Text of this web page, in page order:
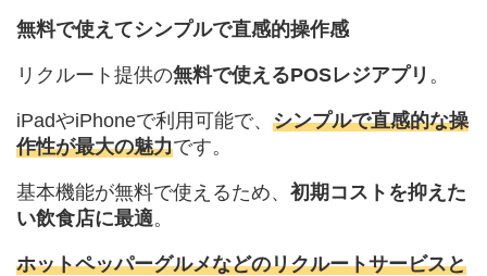
無料で使えてシンプルで直感的操作感
リクルート提供の無料で使えるPOSレジアプリ 。
iPadやiPhoneで利用可能で、 シンプルで直感的な操
作性が最大の魅力です。
基本機能が無料で使えるため、 初期コストを抑えた
い飲食店に最適。
ホットペッパーグルメなどのリクルートサービスと